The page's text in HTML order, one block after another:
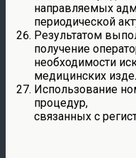
направляемых
периодической
Результатом
получение
необходимости
медицинских
Использование
процедур,
связанных с